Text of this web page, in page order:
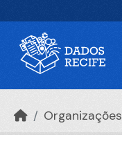
Organizações